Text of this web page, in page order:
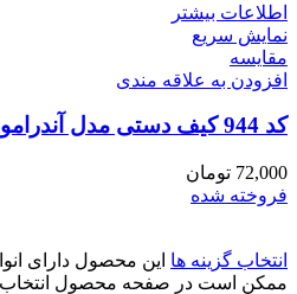
اطلاعات بیشتر
نمایش سریع
مقايسه
افزودن به علاقه مندی
کد 944 کیف دستی مدل آندرامور
72,000 تومان
فروخته شده
انتخاب گزینه ها این محصول دارای
ممکن است در صفحه محصول انتخاب